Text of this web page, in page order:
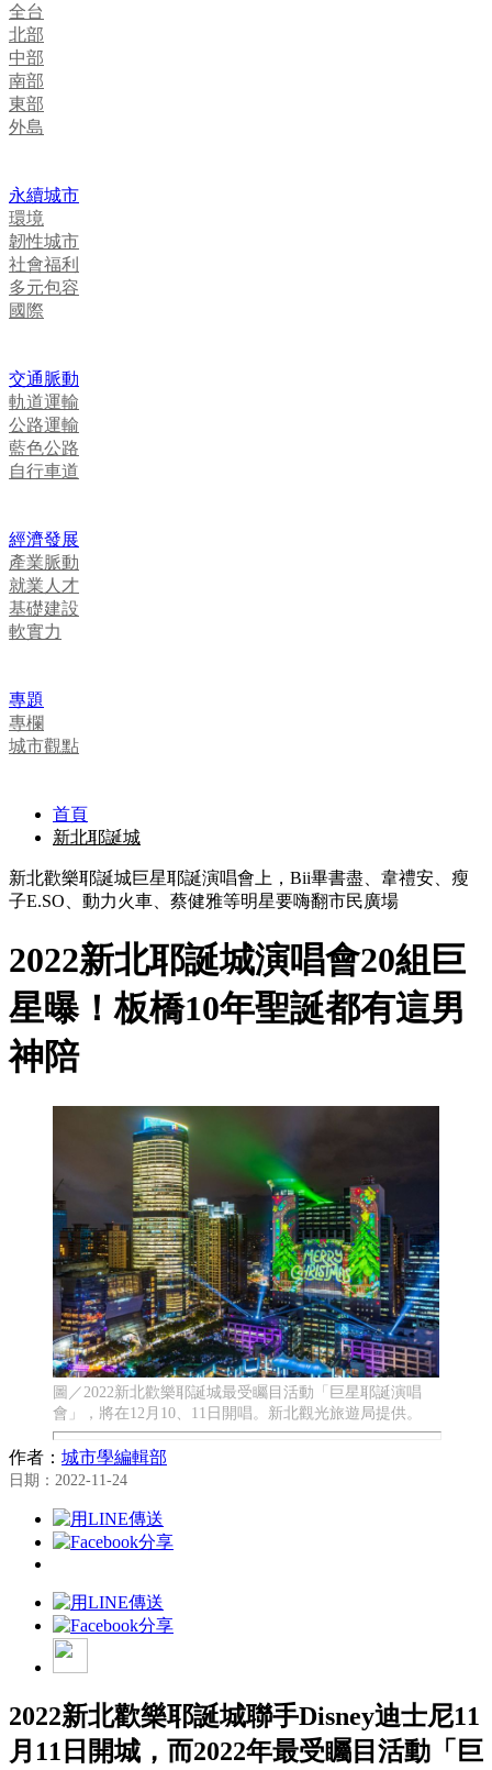
全台
北部
中部
南部
東部
外島
永續城市
環境
韌性城市
社會福利
多元包容
國際
交通脈動
軌道運輸
公路運輸
藍色公路
自行車道
經濟發展
產業脈動
就業人才
基礎建設
軟實力
專題
專欄
城市觀點
首頁
新北耶誕城
新北歡樂耶誕城巨星耶誕演唱會上，Bii畢書盡、韋禮安、瘦
子E.SO、動力火車、蔡健雅等明星要嗨翻市民廣場
2022新北耶誕城演唱會20組巨
星曝！板橋10年聖誕都有這男
神陪
圖／2022新北歡樂耶誕城最受矚目活動「巨星耶誕演唱
會」，將在12月10、11日開唱。新北觀光旅遊局提供。
作者： 城市學編輯部
日期：2022-11-24
2022新北歡樂耶誕城聯手Disney迪士尼11
月11日開城，而2022年最受矚目活動「巨